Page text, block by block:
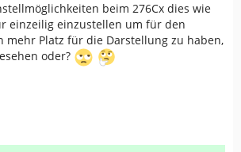
beim 276Cx dies wie
einzeilig einzustellen um für den
mehr Platz für die Darstellung zu haben,
oder?